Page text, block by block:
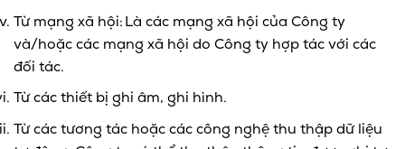
Từ mạng xã hội: Là các mạng xã hội của Công ty
và/hoặc các mạng xã hội do Công ty hợp tác với các
đối tác.
Từ các thiết bị ghi âm, ghi hình.
Từ các tương tác hoặc các công nghệ thu thập dữ liệu